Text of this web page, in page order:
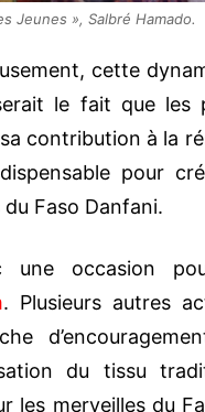
Jeunes », Salbré Hamado.
cette
le fait que les
contribution à la
pour
Faso Danfani.
une occasion
. Plusieurs autres
du tissu
les merveilles du